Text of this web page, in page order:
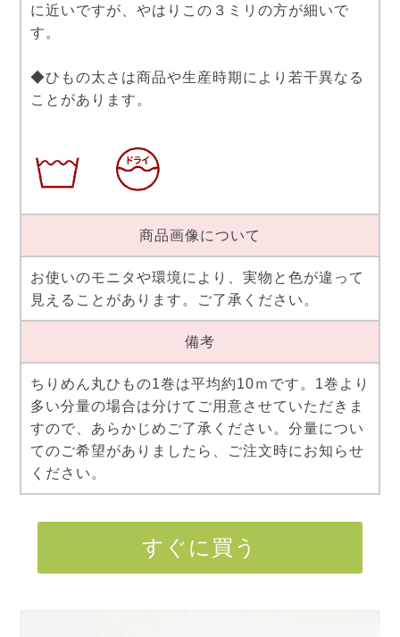
に近いですが、やはりこの３ミリの方が細いで
す。
◆ひもの太さは商品や生産時期により若干異なる
ことがあります。
商品画像について
お使いのモニタや環境により、実物と色が違って
見えることがあります。ご了承ください。
備考
ちりめん丸ひもの1巻は平均約10ｍです。1巻より
多い分量の場合は分けてご用意させていただきま
すので、あらかじめご了承ください。分量につい
てのご希望がありましたら、ご注文時にお知らせ
ください。
すぐに買う